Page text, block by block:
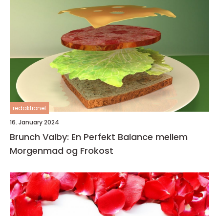
redaktionel
16. January 2024
Brunch Valby: En Perfekt Balance mellem
Morgenmad og Frokost